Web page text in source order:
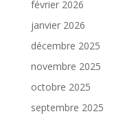
février 2026
janvier 2026
décembre 2025
novembre 2025
octobre 2025
septembre 2025